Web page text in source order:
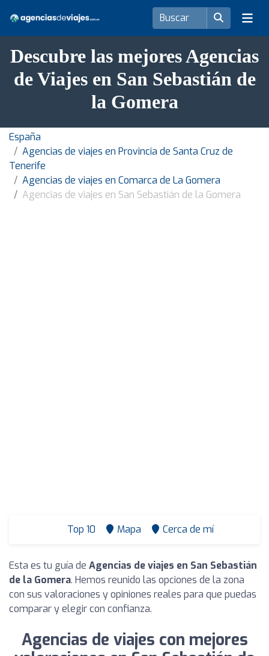
Descubre las mejores Agencias
de Viajes en San Sebastián de
la Gomera
España
Agencias de viajes en Provincia de Santa Cruz de
Tenerife
Agencias de viajes en Comarca de La Gomera
Agencias de viajes en San Sebastián de la Gomera
Top 10 Mapa Cerca de mí
Esta es tu guía de Agencias de viajes en San Sebastián
de la Gomera. Hemos reunido las opciones de la zona
con sus valoraciones y opiniones reales para que puedas
comparar y elegir con confianza.
Agencias de viajes con mejores